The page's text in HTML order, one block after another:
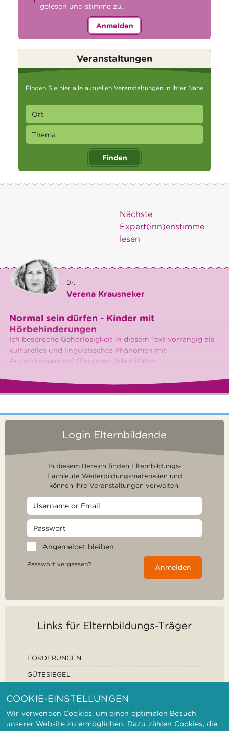
gelesen und stimme zu.
Anmelden
Veranstaltungen
Finden Sie hier alle aktuellen Veranstaltungen in Ihrer Nähe
Finden
Nächste
Expert(inn)enstimme
lesen
Dr.
Verena Krausneker
Normal sein dürfen - Kinder mit
Hörbehinderungen
Ich bespreche Gehörlosigkeit in diesem Text vorrangig als
kulturelles und linguistisches Phänomen mit
Auswirkungen auf (Gruppen-)Identitäten.
Login Elternbildende
In diesem Bereich finden Elternbildungs-
Fachleute Weiterbildungsmaterialien und
können ihre Veranstaltungen verwalten.
Angemeldet bleiben
Passwort vergessen? Anmelden
Links für Elternbildungs-Träger
FÖRDERUNGEN
GÜTESIEGEL
COOKIE-EINSTELLUNGEN
Wir verwenden Cookies, um einen optimalen Besuch
unserer Website zu ermöglichen. Dazu zählen Cookies, die